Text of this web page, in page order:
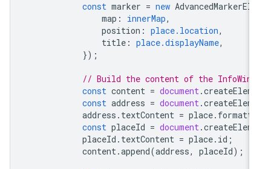
const marker = new
map: innerMap
position: place.location
title: place.displayName
// Build the content of the
const content = document.
const address = document.
address.textContent = place.
const placeId = document.
placeId.textContent = place .
content.append(address, placeId